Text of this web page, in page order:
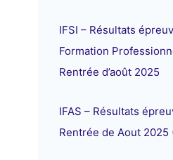
IFSI – Résultats
Formation
Rentrée d’août 2025
IFAS – Résultats
Rentrée de Aout 2025